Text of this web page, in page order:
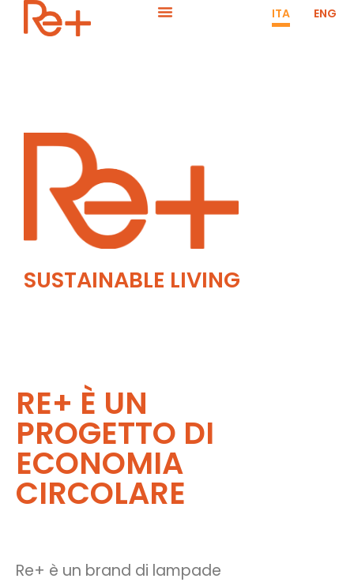
ITA ENG
SUSTAINABLE LIVING
Re+ è un brand di lampade
RE+ È UN
PROGETTO DI
ECONOMIA
CIRCOLARE